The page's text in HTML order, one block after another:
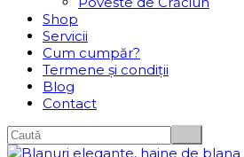
Shop
Servicii
Cum cumpăr?
Termene și condiții
Blog
Contact